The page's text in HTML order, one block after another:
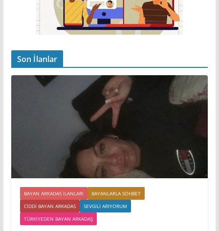
Son İlanlar
BAYAN ARKADAS ILANLARI
BAYANLARLA SOHBET
CIDDI BAYAN ARKADAS
SEVGILI ARIYORUM
TÜRKIYEDEN BAYAN ARKADAŞ